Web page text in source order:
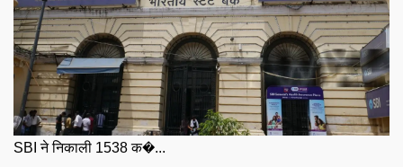
SBI ने निकाली 1538 क�...